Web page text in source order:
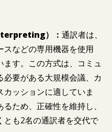
）： 通訳者は、
などの専用機器を使用
ます。この方式は、コミュ
要がある大規模会議、カ
ッションに適していま
ため、正確性を維持し、
とも2名の通訳者を交代で